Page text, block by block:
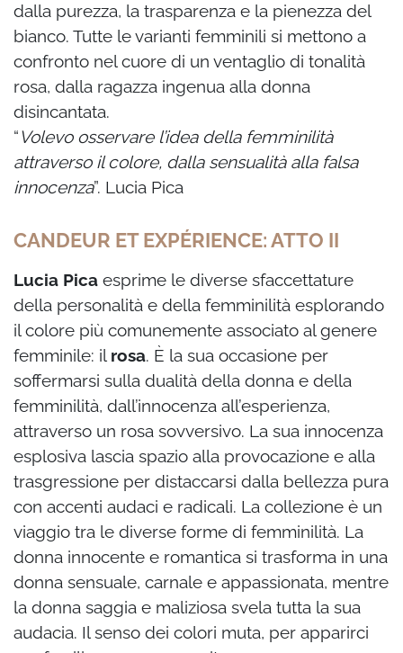
dalla purezza, la trasparenza e la pienezza del
bianco. Tutte le varianti femminili si mettono a
confronto nel cuore di un ventaglio di tonalità
rosa, dalla ragazza ingenua alla donna
disincantata.
“Volevo osservare l’idea della femminilità
attraverso il colore, dalla sensualità alla falsa
innocenza”. Lucia Pica
CANDEUR ET EXPÉRIENCE: ATTO II
Lucia Pica esprime le diverse sfaccettature
della personalità e della femminilità esplorando
il colore più comunemente associato al genere
femminile: il rosa. È la sua occasione per
soffermarsi sulla dualità della donna e della
femminilità, dall’innocenza all’esperienza,
attraverso un rosa sovversivo. La sua innocenza
esplosiva lascia spazio alla provocazione e alla
trasgressione per distaccarsi dalla bellezza pura
con accenti audaci e radicali. La collezione è un
viaggio tra le diverse forme di femminilità. La
donna innocente e romantica si trasforma in una
donna sensuale, carnale e appassionata, mentre
la donna saggia e maliziosa svela tutta la sua
audacia. Il senso dei colori muta, per apparirci